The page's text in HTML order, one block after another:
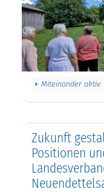
Miteinander aktiv
Zukunft
Positionen